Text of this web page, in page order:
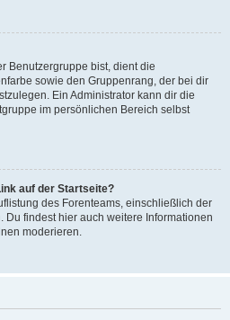
Benutzergruppe bist, dient die
sowie den Gruppenrang, der bei dir
Ein Administrator kann dir die
im persönlichen Bereich selbst
auf der Startseite?
des Forenteams, einschließlich der
Du findest hier auch weitere Informationen
moderieren.